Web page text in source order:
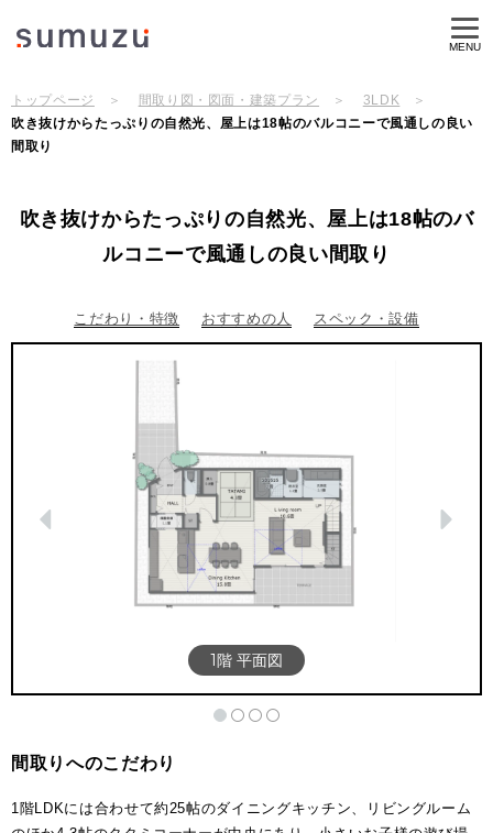
MENU
トップページ 間取り図・図面・建築プラン
3LDK
吹き抜けからたっぷりの自然光、屋上は18帖のバルコニーで風通しの良い
間取り
吹き抜けからたっぷりの自然光、屋上は18帖のバ
ルコニーで風通しの良い間取り
こだわり・特徴 おすすめの人 スペック・設備
1階 平面図
間取りへのこだわり
1階LDKには合わせて約25帖のダイニングキッチン、リビングルーム